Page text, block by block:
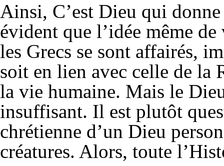
Ainsi, C’est Dieu qui
évident que l’idée même
les Grecs se sont affairés,
soit en lien avec celle de la
la vie humaine. Mais le
insuffisant. Il est plutôt
chrétienne d’un Dieu
créatures. Alors, toute